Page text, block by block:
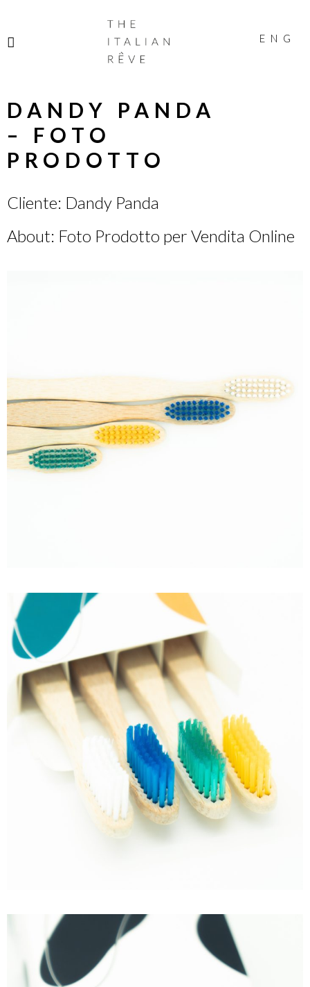
ITALIAN
RÊVE
ENG
DANDY PANDA
– FOTO
PRODOTTO
Cliente: Dandy Panda
About: Foto Prodotto per Vendita Online